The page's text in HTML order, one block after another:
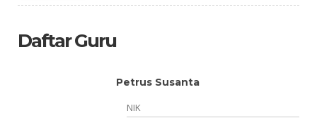
Daftar Guru
Petrus Susanta
NIK